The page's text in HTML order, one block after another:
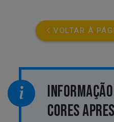
VOLTAR À
CORES